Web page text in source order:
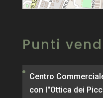
Punti
Centro
con l"Ottica dei